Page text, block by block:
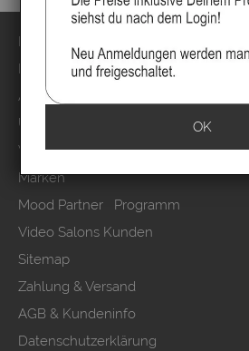
Impressum
Kontakt
Anmelden
Über uns
Video`s
Marken
Mood Partner Programm
Video Salons Kunden
Sitemap
Zahlung & Versand
AGB & Kundeninfo
Datenschutzerklärung
OK